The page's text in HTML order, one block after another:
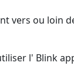
vers ou loin
l' Blink